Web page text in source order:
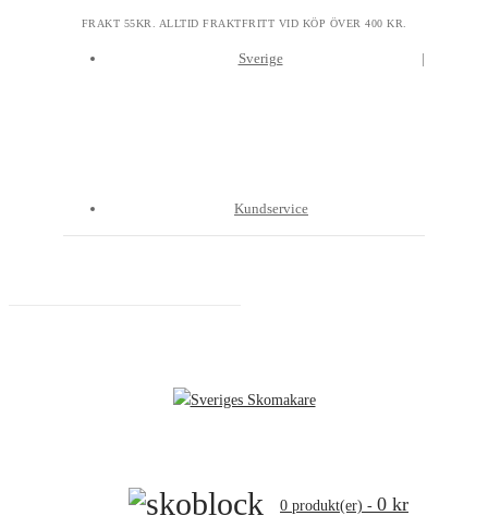
FRAKT 55KR. ALLTID FRAKTFRITT VID KÖP ÖVER 400 KR.
Sverige
Kundservice
0 produkt(er) - 0 kr